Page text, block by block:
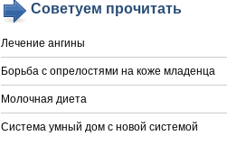
Советуем прочитать
Лечение ангины
Борьба с опрелостями на коже младенца
Молочная диета
Система умный дом с новой системой